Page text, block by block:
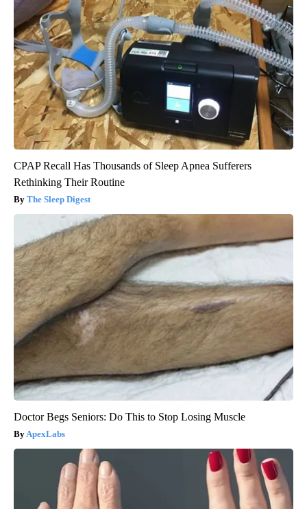
CPAP Recall Has Thousands of Sleep Apnea Sufferers
Rethinking Their Routine
The Sleep Digest
Doctor Begs Seniors: Do This to Stop Losing Muscle
ApexLabs